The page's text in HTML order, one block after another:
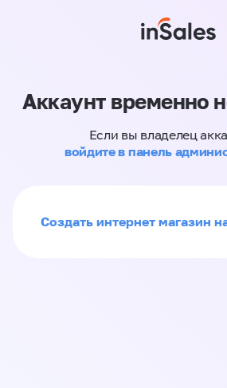
Аккаунт временно
Если вы владелец
войдите в панель
Создать интернет магазин